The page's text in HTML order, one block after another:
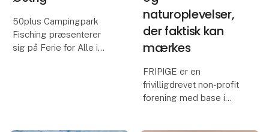
50plus Campingpark
Fisching præsenterer
sig på Ferie for Alle i
naturoplevelser,
der faktisk kan
mærkes
FRIPIGE er en
frivilligdrevet non-profit
forening med base i